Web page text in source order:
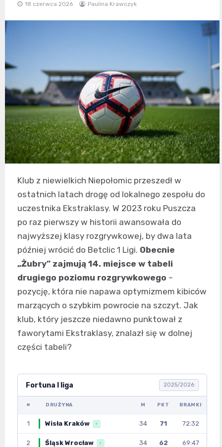
18 czerwca 2026 Paulina Krawczyk
Klub z niewielkich Niepołomic przeszedł w
ostatnich latach drogę od lokalnego zespołu do
uczestnika Ekstraklasy. W 2023 roku Puszcza
po raz pierwszy w historii awansowała do
najwyższej klasy rozgrywkowej, by dwa lata
później wrócić do Betclic 1 Ligi. Obecnie
„Żubry” zajmują 14. miejsce w tabeli
drugiego poziomu rozgrywkowego –
pozycję, która nie napawa optymizmem kibiców
marzących o szybkim powrocie na szczyt. Jak
klub, który jeszcze niedawno punktował z
faworytami Ekstraklasy, znalazł się w dolnej
części tabeli?
Fortuna I liga 2025/2026
# DRUŻYNA M PKT BRAMKI
1 Wisła Kraków ↑ 34 71 72:32
2 Śląsk Wrocław ↑ 34 62 69:47